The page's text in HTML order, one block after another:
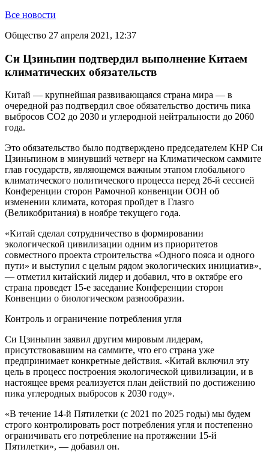
Все новости
Общество 27 апреля 2021, 12:37
Си Цзиньпин подтвердил выполнение Китаем
климатических обязательств
Китай — крупнейшая развивающаяся страна мира — в
очередной раз подтвердил свое обязательство достичь пика
выбросов CO2 до 2030 и углеродной нейтральности до 2060
года.
Это обязательство было подтверждено председателем КНР Си
Цзиньпином в минувший четверг на Климатическом саммите
глав государств, являющемся важным этапом глобального
климатического политического процесса перед 26-й сессией
Конференции сторон Рамочной конвенции ООН об
изменении климата, которая пройдет в Глазго
(Великобритания) в ноябре текущего года.
«Китай сделал сотрудничество в формировании
экологической цивилизации одним из приоритетов
совместного проекта строительства «Одного пояса и одного
пути» и выступил с целым рядом экологических инициатив»,
— отметил китайский лидер и добавил, что в октябре его
страна проведет 15-е заседание Конференции сторон
Конвенции о биологическом разнообразии.
Контроль и ограничение потребления угля
Си Цзиньпин заявил другим мировым лидерам,
присутствовавшим на саммите, что его страна уже
предпринимает конкретные действия. «Китай включил эту
цель в процесс построения экологической цивилизации, и в
настоящее время реализуется план действий по достижению
пика углеродных выбросов к 2030 году».
«В течение 14-й Пятилетки (с 2021 по 2025 годы) мы будем
строго контролировать рост потребления угля и постепенно
ограничивать его потребление на протяжении 15-й
Пятилетки», — добавил он.